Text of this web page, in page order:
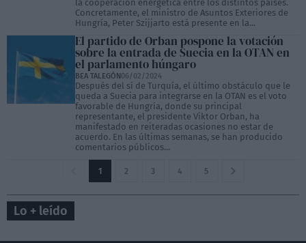
la cooperación energética entre los distintos países.
Concretamente, el ministro de Asuntos Exteriores de
Hungría, Peter Szijjarto está presente en la...
El partido de Orban pospone la votación
sobre la entrada de Suecia en la OTAN en
el parlamento húngaro
BEA TALEGÓN06/02/2024
Después del sí de Turquía, el último obstáculo que le
queda a Suecia para integrarse en la OTAN es el voto
favorable de Hungría, donde su principal
representante, el presidente Viktor Orban, ha
manifestado en reiteradas ocasiones no estar de
acuerdo. En las últimas semanas, se han producido
comentarios públicos...
1 2 3 4 5
Lo + leído